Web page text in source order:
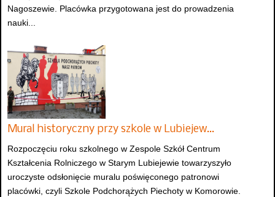
Nagoszewie. Placówka przygotowana jest do prowadzenia
nauki...
Mural historyczny przy szkole w Lubiejew…
Rozpoczęciu roku szkolnego w Zespole Szkół Centrum
Kształcenia Rolniczego w Starym Lubiejewie towarzyszyło
uroczyste odsłonięcie muralu poświęconego patronowi
placówki, czyli Szkole Podchorążych Piechoty w Komorowie.